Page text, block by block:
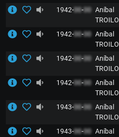
1942-00-00 Aníbal
TROILO
1942-00-00 Aníbal
TROILO
1942-00-00 Aníbal
TROILO
1942-00-00 Aníbal
TROILO
1943-00-00 Aníbal
TROILO
1943-00-00 Aníbal